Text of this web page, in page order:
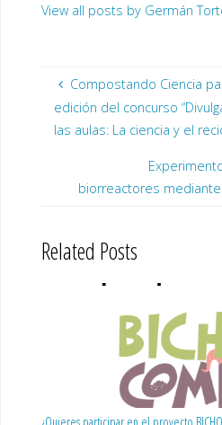
View all posts by Germán
Compostando Ciencia
edición del concurso
las aulas: La ciencia y el
biorreactores mediante
Related Posts